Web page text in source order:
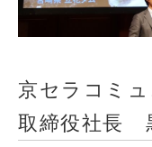
京セラコミ
取締役社長